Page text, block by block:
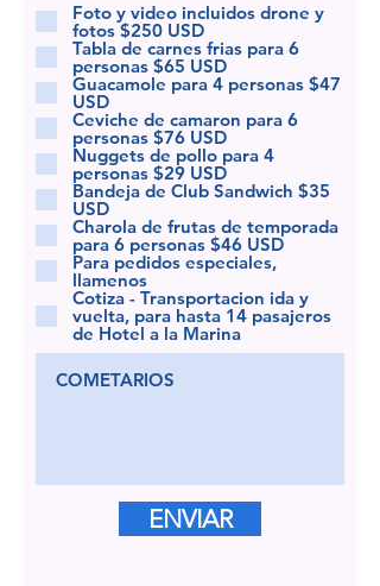
Foto y video incluidos drone y
fotos $250 USD
Tabla de carnes frias para 6
personas $65 USD
Guacamole para 4 personas $47
USD
Ceviche de camaron para 6
personas $76 USD
Nuggets de pollo para 4
personas $29 USD
Bandeja de Club Sandwich $35
USD
Charola de frutas de temporada
para 6 personas $46 USD
Para pedidos especiales,
llamenos
Cotiza - Transportacion ida y
vuelta, para hasta 14 pasajeros
de Hotel a la Marina
ENVIAR